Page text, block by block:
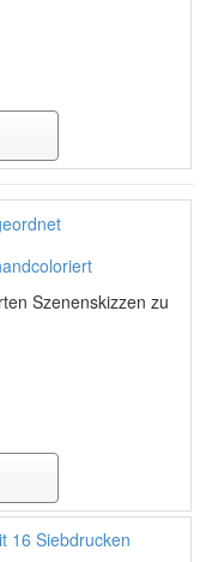
Szenenskizzen zu